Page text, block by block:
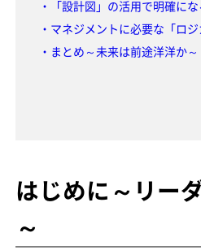
・「設計図」の活用で明確に
・マネジメントに必要な「ロジ
・まとめ～未来は前途洋洋か～
はじめに～リー
～